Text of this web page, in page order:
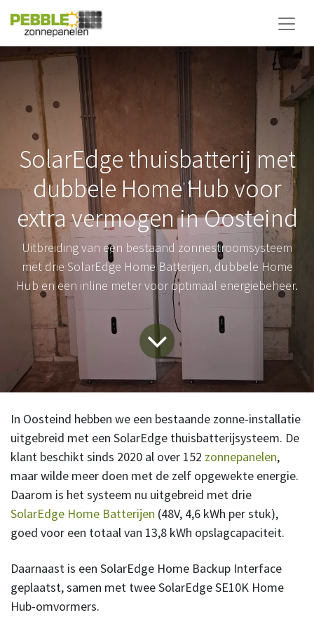
SolarEdge thuisbatterij met
dubbele Home Hub voor
extra vermogen in Oosteind
Uitbreiding van een bestaand zonnestroomsysteem
met drie SolarEdge Home Batterijen, dubbele Home
Hub en een inline meter voor optimaal energiebeheer.
In Oosteind hebben we een bestaande zonne-installatie
uitgebreid met een SolarEdge thuisbatterijsysteem. De
klant beschikt sinds 2020 al over 152 zonnepanelen,
maar wilde meer doen met de zelf opgewekte energie.
Daarom is het systeem nu uitgebreid met drie
SolarEdge Home Batterijen (48V, 4,6 kWh per stuk),
goed voor een totaal van 13,8 kWh opslagcapaciteit.
Daarnaast is een SolarEdge Home Backup Interface
geplaatst, samen met twee SolarEdge SE10K Home
Hub-omvormers.